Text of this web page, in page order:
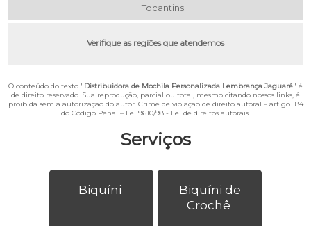
Serviços
Biquíni
Biquíni de
Crochê
Tocantins
Verifique as regiões que atendemos
O conteúdo do texto "Distribuidora de Mochila Personalizada Lembrança Jaguaré" é
de direito reservado. Sua reprodução, parcial ou total, mesmo citando nossos links, é
proibida sem a autorização do autor. Crime de violação de direito autoral – artigo 184
do Código Penal – Lei 9610/98 - Lei de direitos autorais.